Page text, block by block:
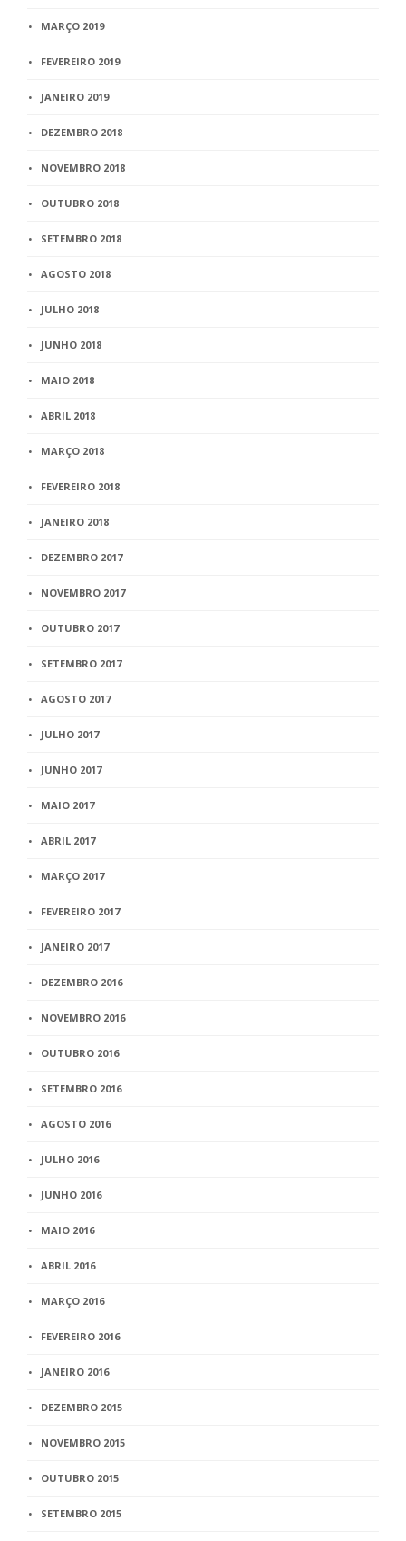
MARÇO 2019
FEVEREIRO 2019
JANEIRO 2019
DEZEMBRO 2018
NOVEMBRO 2018
OUTUBRO 2018
SETEMBRO 2018
AGOSTO 2018
JULHO 2018
JUNHO 2018
MAIO 2018
ABRIL 2018
MARÇO 2018
FEVEREIRO 2018
JANEIRO 2018
DEZEMBRO 2017
NOVEMBRO 2017
OUTUBRO 2017
SETEMBRO 2017
AGOSTO 2017
JULHO 2017
JUNHO 2017
MAIO 2017
ABRIL 2017
MARÇO 2017
FEVEREIRO 2017
JANEIRO 2017
DEZEMBRO 2016
NOVEMBRO 2016
OUTUBRO 2016
SETEMBRO 2016
AGOSTO 2016
JULHO 2016
JUNHO 2016
MAIO 2016
ABRIL 2016
MARÇO 2016
FEVEREIRO 2016
JANEIRO 2016
DEZEMBRO 2015
NOVEMBRO 2015
OUTUBRO 2015
SETEMBRO 2015